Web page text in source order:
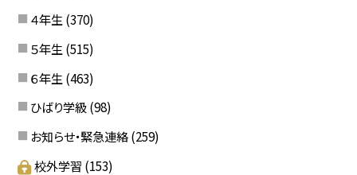
４年生 (370)
５年生 (515)
６年生 (463)
ひばり学級 (98)
お知らせ・緊急連絡 (259)
校外学習 (153)